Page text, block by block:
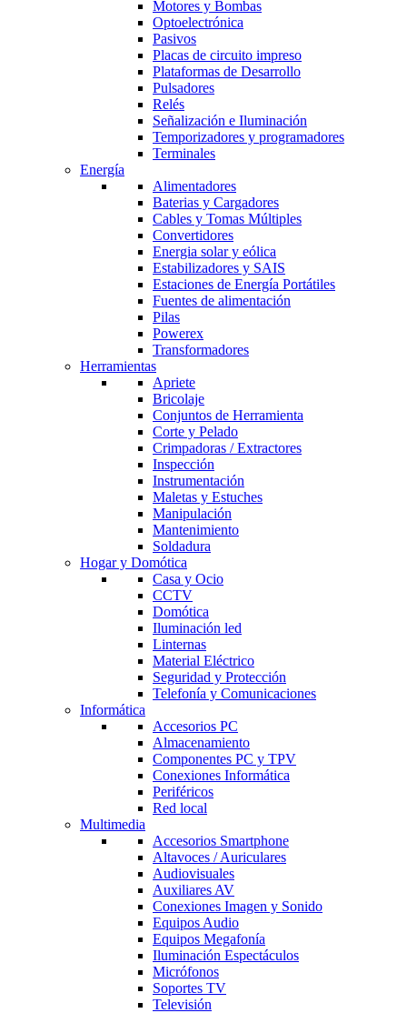
Motores y Bombas
Optoelectrónica
Pasivos
Placas de circuito impreso
Plataformas de Desarrollo
Pulsadores
Relés
Señalización e Iluminación
Temporizadores y programadores
Terminales
Energía
Alimentadores
Baterias y Cargadores
Cables y Tomas Múltiples
Convertidores
Energia solar y eólica
Estabilizadores y SAIS
Estaciones de Energía Portátiles
Fuentes de alimentación
Pilas
Powerex
Transformadores
Herramientas
Apriete
Bricolaje
Conjuntos de Herramienta
Corte y Pelado
Crimpadoras / Extractores
Inspección
Instrumentación
Maletas y Estuches
Manipulación
Mantenimiento
Soldadura
Hogar y Domótica
Casa y Ocio
CCTV
Domótica
Iluminación led
Linternas
Material Eléctrico
Seguridad y Protección
Telefonía y Comunicaciones
Informática
Accesorios PC
Almacenamiento
Componentes PC y TPV
Conexiones Informática
Periféricos
Red local
Multimedia
Accesorios Smartphone
Altavoces / Auriculares
Audiovisuales
Auxiliares AV
Conexiones Imagen y Sonido
Equipos Audio
Equipos Megafonía
Iluminación Espectáculos
Micrófonos
Soportes TV
Televisión